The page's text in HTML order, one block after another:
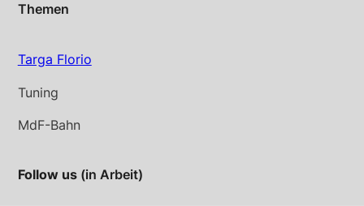
Themen
Targa Florio
Tuning
MdF-Bahn
Follow us(in Arbeit)